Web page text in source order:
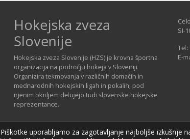
Hokejska zveza
Slovenije
Hokejska zveza Slovenije (HZS) je krovna športna
organizacija na področju hokeja v Sloveniji.
Organizira tekmovanja v različnih domačih in
mednarodnih hokejskih ligah in pokalih; pod
njenim okriljem delujejo tudi slovenske hokejske
reprezentance.
SI-
Tel:
E-
Piškotke uporabljamo za zagotavljanje najboljše izkušnje